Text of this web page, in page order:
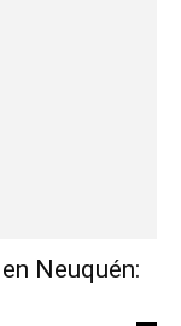
Neuquén: